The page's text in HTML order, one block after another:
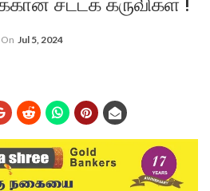
சட்டக் கருவிகள் !
On Jul 5, 2024